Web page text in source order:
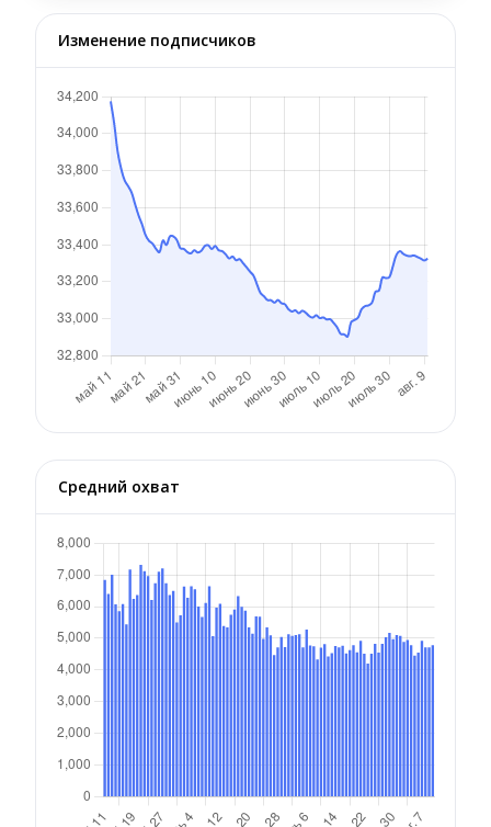
Изменение подписчиков
Средний охват